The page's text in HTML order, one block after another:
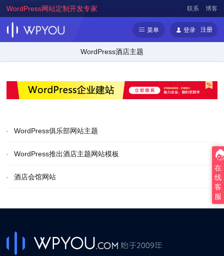
WordPress网站定制开发专家 联系 博客
菜单 登录 注册
WordPress酒店主题
WordPress俱乐部网站主题
WordPress推出酒店主题网站模板
酒店会馆网站
在
线
客
服